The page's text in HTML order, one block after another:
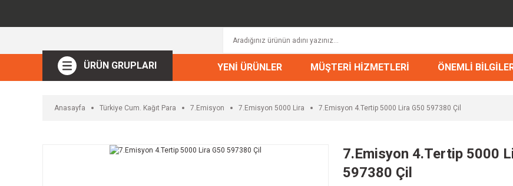
ÜRÜN GRUPLARI YENİ ÜRÜNLER MÜŞTERİ HİZMETLERİ ÖNEMLİ
Anasayfa Türkiye Cum. Kağıt Para 7.Emisyon 7.Emisyon 5000 Lira 7.Emisyon 4.Tertip 5000 Lira G50 597380 Çil
7.Emisyon 4.Tertip 5000
597380 Çil